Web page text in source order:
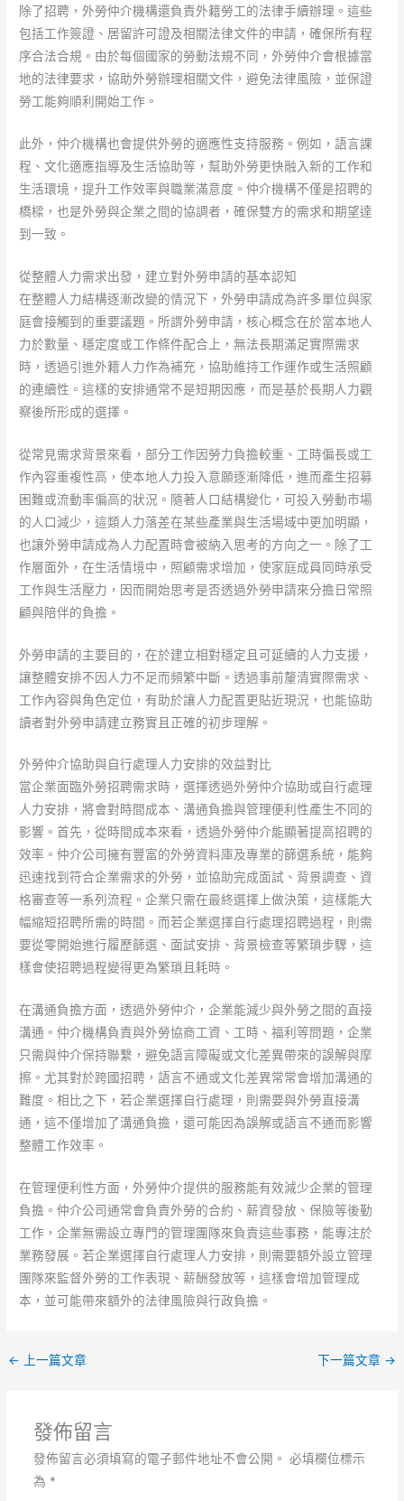
除了招聘，外勞仲介機構還負責外籍勞工的法律手續辦理。這些
包括工作簽證、居留許可證及相關法律文件的申請，確保所有程
序合法合規。由於每個國家的勞動法規不同，外勞仲介會根據當
地的法律要求，協助外勞辦理相關文件，避免法律風險，並保證
勞工能夠順利開始工作。
此外，仲介機構也會提供外勞的適應性支持服務。例如，語言課
程、文化適應指導及生活協助等，幫助外勞更快融入新的工作和
生活環境，提升工作效率與職業滿意度。仲介機構不僅是招聘的
橋樑，也是外勞與企業之間的協調者，確保雙方的需求和期望達
到一致。
從整體人力需求出發，建立對外勞申請的基本認知
在整體人力結構逐漸改變的情況下，外勞申請成為許多單位與家
庭會接觸到的重要議題。所謂外勞申請，核心概念在於當本地人
力於數量、穩定度或工作條件配合上，無法長期滿足實際需求
時，透過引進外籍人力作為補充，協助維持工作運作或生活照顧
的連續性。這樣的安排通常不是短期因應，而是基於長期人力觀
察後所形成的選擇。
從常見需求背景來看，部分工作因勞力負擔較重、工時偏長或工
作內容重複性高，使本地人力投入意願逐漸降低，進而產生招募
困難或流動率偏高的狀況。隨著人口結構變化，可投入勞動市場
的人口減少，這類人力落差在某些產業與生活場域中更加明顯，
也讓外勞申請成為人力配置時會被納入思考的方向之一。除了工
作層面外，在生活情境中，照顧需求增加，使家庭成員同時承受
工作與生活壓力，因而開始思考是否透過外勞申請來分擔日常照
顧與陪伴的負擔。
外勞申請的主要目的，在於建立相對穩定且可延續的人力支援，
讓整體安排不因人力不足而頻繁中斷。透過事前釐清實際需求、
工作內容與角色定位，有助於讓人力配置更貼近現況，也能協助
讀者對外勞申請建立務實且正確的初步理解。
外勞仲介協助與自行處理人力安排的效益對比
當企業面臨外勞招聘需求時，選擇透過外勞仲介協助或自行處理
人力安排，將會對時間成本、溝通負擔與管理便利性產生不同的
影響。首先，從時間成本來看，透過外勞仲介能顯著提高招聘的
效率。仲介公司擁有豐富的外勞資料庫及專業的篩選系統，能夠
迅速找到符合企業需求的外勞，並協助完成面試、背景調查、資
格審查等一系列流程。企業只需在最終選擇上做決策，這樣能大
幅縮短招聘所需的時間。而若企業選擇自行處理招聘過程，則需
要從零開始進行履歷篩選、面試安排、背景檢查等繁瑣步驟，這
樣會使招聘過程變得更為繁瑣且耗時。
在溝通負擔方面，透過外勞仲介，企業能減少與外勞之間的直接
溝通。仲介機構負責與外勞協商工資、工時、福利等問題，企業
只需與仲介保持聯繫，避免語言障礙或文化差異帶來的誤解與摩
擦。尤其對於跨國招聘，語言不通或文化差異常常會增加溝通的
難度。相比之下，若企業選擇自行處理，則需要與外勞直接溝
通，這不僅增加了溝通負擔，還可能因為誤解或語言不通而影響
整體工作效率。
在管理便利性方面，外勞仲介提供的服務能有效減少企業的管理
負擔。仲介公司通常會負責外勞的合約、薪資發放、保險等後勤
工作，企業無需設立專門的管理團隊來負責這些事務，能專注於
業務發展。若企業選擇自行處理人力安排，則需要額外設立管理
團隊來監督外勞的工作表現、薪酬發放等，這樣會增加管理成
本，並可能帶來額外的法律風險與行政負擔。
← 上一篇文章 下一篇文章 →
發佈留言
發佈留言必須填寫的電子郵件地址不會公開。 必填欄位標示
為 *